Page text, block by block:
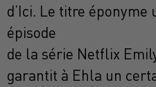
d’Ici. Le titre éponyme
épisode
de la série Netflix
garantit à Ehla un